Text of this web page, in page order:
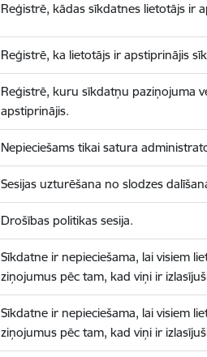
Reģistrē, kādas sīkdatnes lietotājs ir
Reģistrē, ka lietotājs ir apstiprinājis
Reģistrē, kuru sīkdatņu paziņojuma
apstiprinājis.
Nepieciešams tikai satura
Sesijas uzturēšana no slodzes
Drošības politikas sesija.
Sīkdatne ir nepieciešama, lai visiem
ziņojumus pēc tam, kad viņi ir
Sīkdatne ir nepieciešama, lai visiem
ziņojumus pēc tam, kad viņi ir